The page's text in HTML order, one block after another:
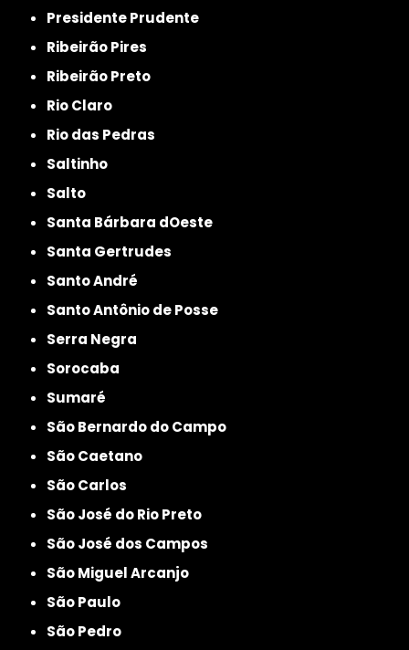
Presidente Prudente
Ribeirão Pires
Ribeirão Preto
Rio Claro
Rio das Pedras
Saltinho
Salto
Santa Bárbara dOeste
Santa Gertrudes
Santo André
Santo Antônio de Posse
Serra Negra
Sorocaba
Sumaré
São Bernardo do Campo
São Caetano
São Carlos
São José do Rio Preto
São José dos Campos
São Miguel Arcanjo
São Paulo
São Pedro